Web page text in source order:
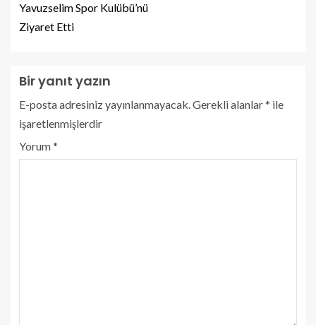
Yavuzselim Spor Kulübü’nü
Ziyaret Etti
Bir yanıt yazın
E-posta adresiniz yayınlanmayacak.Gerekli alanlar* ile
işaretlenmişlerdir
Yorum*